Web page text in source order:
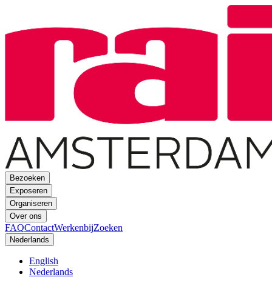
Bezoeken
Exposeren
Organiseren
Over ons
FAQContactWerkenbijZoeken
Nederlands
English
Nederlands